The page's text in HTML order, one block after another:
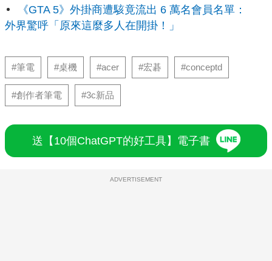
《GTA 5》外掛商遭駭竟流出 6 萬名會員名單：
外界驚呼「原來這麼多人在開掛！」
#筆電 #桌機 #acer #宏碁 #conceptd
#創作者筆電 #3c新品
送【10個ChatGPT的好工具】電子書
ADVERTISEMENT